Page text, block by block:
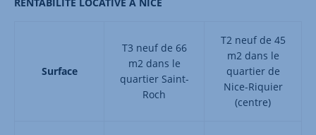
Surface
T3 neuf de 66
m2 dans le
quartier Saint-
Roch
T2 neuf de 45
m2 dans le
quartier de
Nice-Riquier
(centre)